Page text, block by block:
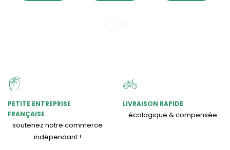
PETITE ENTREPRISE
FRANÇAISE
soutenez notre commerce
indépendant !
LIVRAISON RAPIDE
écologique & compensée